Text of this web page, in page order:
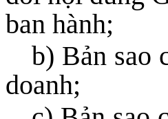
ban hành;
b) Bản sao
doanh;